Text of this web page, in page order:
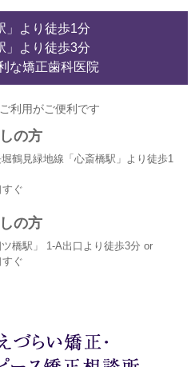
」より徒歩1分
」より徒歩3分
な矯正歯科医院
利用がご便利です
の方
鶴見緑地線「心斎橋駅」より徒歩1
ぐ
の方
橋駅」 1-A出口より徒歩3分 or
ぐ